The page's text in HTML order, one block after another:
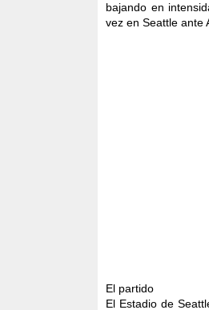
bajando en
vez en Seattle ante
El partido
El Estadio de